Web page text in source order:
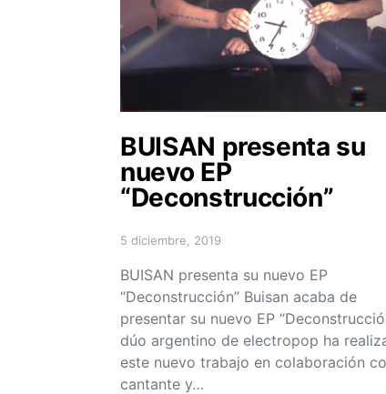
BUISAN presenta su
nuevo EP
“Deconstrucción”
Posted on
5 diciembre, 2019
BUISAN presenta su nuevo EP
“Deconstrucción” Buisan acaba de
presentar su nuevo EP
dúo argentino de electropop ha
este nuevo trabajo en colaboración
cantante y…